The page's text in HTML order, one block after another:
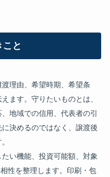
と
理由、希望時期、希望条
ます。守りたいものとは、
地域での信用、代表者の引
決めるのではなく、譲渡後
い機能、投資可能額、対象
性を整理します。印刷・包